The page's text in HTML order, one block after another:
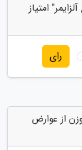
امتیاز
رای
از عوارض